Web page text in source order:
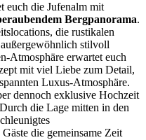
euch die Jufenalm mit
Bergpanorama.
die rustikalen
stilvoll
Atmosphäre erwartet euch
mit viel Liebe zum Detail,
Luxus-Atmosphäre.
dennoch exklusive Hochzeit
die Lage mitten in den
die gemeinsame Zeit